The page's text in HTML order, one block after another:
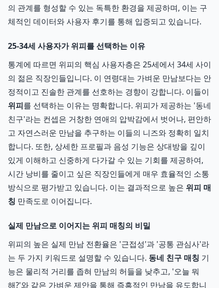
의 관계를 형성할 수 있는 독특한 환경을 제공하며, 이는 구
체적인 데이터와 사용자 후기를 통해 입증되고 있습니다.
25-34세 사용자가 위피를 선택하는 이유
통계에 따르면 위피의 핵심 사용자층은 25세에서 34세 사이
의 젊은 직장인들입니다. 이 연령대는 가벼운 만남보다는 안
정적이고 진솔한 관계를 선호하는 경향이 강합니다. 이들이
위피를 선택하는 이유는 명확합니다. 위피가 제공하는 '동네
친구'라는 컨셉은 거창한 연애의 압박감에서 벗어나, 편안하
고 자연스러운 만남을 추구하는 이들의 니즈와 정확히 일치
합니다. 또한, 상세한 프로필과 음성 기능은 상대방을 깊이
있게 이해하고 신중하게 다가갈 수 있는 기회를 제공하여,
시간 낭비를 줄이고 싶은 직장인들에게 매우 효율적인 소통
방식으로 평가받고 있습니다. 이는 결과적으로 높은 위피 매
칭 만족도로 이어집니다.
실제 만남으로 이어지는 위피 매칭의 비밀
위피의 높은 실제 만남 전환율은 '근접성'과 '공통 관심사'라
는 두 가지 키워드로 설명할 수 있습니다. 동네 친구 매칭 기
능은 물리적 거리를 좁혀 만남의 허들을 낮추고, '오늘 뭐
해?'와 같은 가벼운 제안을 통해 즉흥적인 만남을 유도합니